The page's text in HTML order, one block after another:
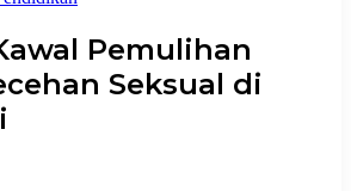
Pemulihan
Seksual di